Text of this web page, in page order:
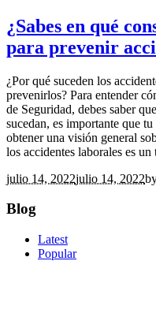
¿Sabes en qué
para prevenir
¿Por qué suceden los
prevenirlos? Para entender
de Seguridad, debes saber
sucedan, es importante que
obtener una visión general
los accidentes laborales es un
julio 14, 2022julio 14, 2022
Blog
Latest
Popular